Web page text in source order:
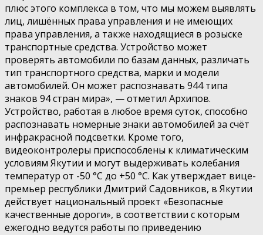
плюс этого комплекса в том, что мы можем выявлять
лиц, лишённых права управления и не имеющих
права управления, а также находящиеся в розыске
транспортные средства. Устройство может
проверять автомобили по базам данных, различать
тип транспортного средства, марки и модели
автомобилей. Он может распознавать 944 типа
знаков 94 стран мира», — отметил Архипов.
Устройство, работая в любое время суток, способно
распознавать номерные знаки автомобилей за счёт
инфракрасной подсветки. Кроме того,
видеоконтролеры приспособлены к климатическим
условиям Якутии и могут выдерживать колебания
температур от -50 °C до +50 °C. Как утверждает вице-
премьер республики Дмитрий Садовников, в Якутии
действует национальный проект «Безопасные
качественные дороги», в соответствии с которым
ежегодно ведутся работы по приведению